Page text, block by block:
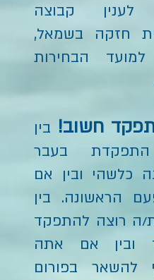
לענין קבוצה
חזקה בשמאל,
למועד הבחירות
חשוב! בין
בעבר
כלשהי ובין אם
הראשונה. בין
ה רוצה להתפקד
ובין אם אתה
להשאר בפורום